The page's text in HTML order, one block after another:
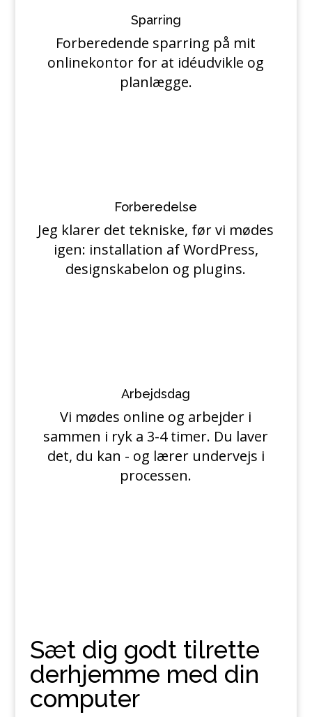
Sparring
Forberedende sparring på mit
onlinekontor for at idéudvikle og
planlægge.
Forberedelse
Jeg klarer det tekniske, før vi mødes
igen: installation af WordPress,
designskabelon og plugins.
Arbejdsdag
Vi mødes online og arbejder i
sammen i ryk a 3-4 timer. Du laver
det, du kan - og lærer undervejs i
processen.
Sæt dig godt tilrette
derhjemme med din
computer